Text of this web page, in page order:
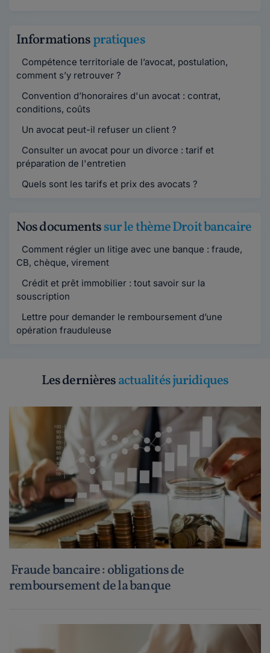
Informationspratiques
Compétence territoriale de l’avocat, postulation,
comment s’y retrouver ?
Convention d’honoraires d'un avocat : contrat,
conditions, coûts
Un avocat peut-il refuser un client ?
Consulter un avocat pour un divorce : tarif et
préparation de l'entretien
Quels sont les tarifs et prix des avocats ?
Nos documentssur le thème Droit bancaire
Comment régler un litige avec une banque : fraude,
CB, chèque, virement
Crédit et prêt immobilier : tout savoir sur la
souscription
Lettre pour demander le remboursement d’une
opération frauduleuse
Les dernièresactualités juridiques
Fraude bancaire : obligations de
remboursement de la banque